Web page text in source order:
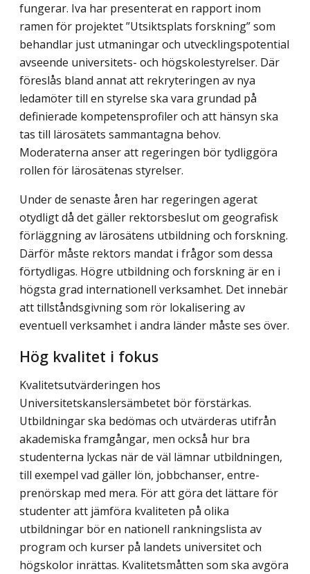
fungerar. Iva har presenterat en rapport inom
ramen för projektet ”Utsiktsplats forskning” som
behandlar just utmaningar och utvecklingspotential
avseende universitets- och högskolestyrelser. Där
föreslås bland annat att rekryteringen av nya
ledamöter till en styrelse ska vara grundad på
definierade kompetensprofiler och att hänsyn ska
tas till lärosätets sammantagna behov.
Moderaterna anser att regeringen bör tydliggöra
rollen för lärosätenas styrelser.
Under de senaste åren har regeringen agerat
otydligt då det gäller rektorsbeslut om geografisk
förläggning av lärosätens utbildning och forskning.
Därför måste rektors mandat i frågor som dessa
förtydligas. Högre utbildning och forskning är en i
högsta grad internationell verksamhet. Det innebär
att tillståndsgivning som rör lokalisering av
eventuell verksamhet i andra länder måste ses över.
Hög kvalitet i fokus
Kvalitetsutvärderingen hos
Universitetskanslersämbetet bör förstärkas.
Utbildningar ska bedömas och utvärderas utifrån
akademiska framgångar, men också hur bra
studenterna lyckas när de väl lämnar utbildningen,
till exempel vad gäller lön, jobbchanser, entre­
prenörskap med mera. För att göra det lättare för
studenter att jämföra kvaliteten på olika
utbildningar bör en nationell rankningslista av
program och kurser på landets universitet och
högskolor inrättas. Kvalitetsmåtten som ska avgöra